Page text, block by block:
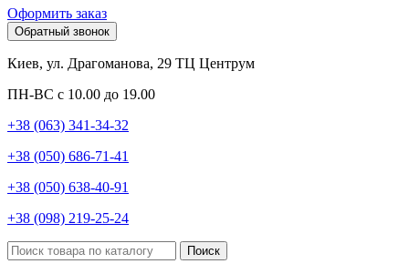
Оформить заказ
Обратный звонок
Киев, ул. Драгоманова, 29 ТЦ Центрум
ПН-ВС с 10.00 до 19.00
+38 (063) 341-34-32
+38 (050) 686-71-41
+38 (050) 638-40-91
+38 (098) 219-25-24
Поиск